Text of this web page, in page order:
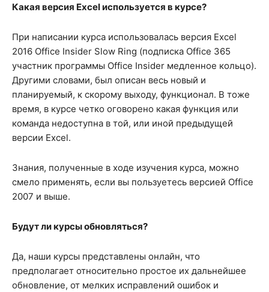
Какая версия Excel используется в курсе?
При написании курса использовалась версия Excel
2016 Office Insider Slow Ring (подписка Office 365
участник программы Office Insider медленное кольцо).
Другими словами, был описан весь новый и
планируемый, к скорому выходу, функционал. В тоже
время, в курсе четко оговорено какая функция или
команда недоступна в той, или иной предыдущей
версии Excel.
Знания, полученные в ходе изучения курса, можно
смело применять, если вы пользуетесь версией Office
2007 и выше.
Будут ли курсы обновляться?
Да, наши курсы представлены онлайн, что
предполагает относительно простое их дальнейшее
обновление, от мелких исправлений ошибок и